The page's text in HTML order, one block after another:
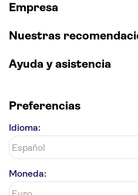
Parque Warner
Empresa
Nuestras
Ayuda y asistencia
Preferencias
Idioma:
Moneda: